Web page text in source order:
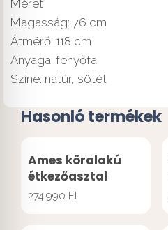
Méret
Magasság: 76 cm
Átmérő: 118 cm
Anyaga: fenyőfa
Színe: natúr, sötét
Hasonló termékek
Ames köralakú
étkezőasztal
274.990 Ft